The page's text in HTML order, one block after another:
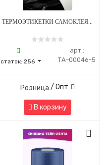
ТЕРМОЭТИКЕТКИ САМОКЛЕЯЩИЕСЯ ДЛЯ ПРИНТЕРА 40*30 ММ - 800 НАКЛЕЕК/РУЛОН - 5 ШТ
256
арт.:
ТА-00046-5
Розница / Опт
В корзину